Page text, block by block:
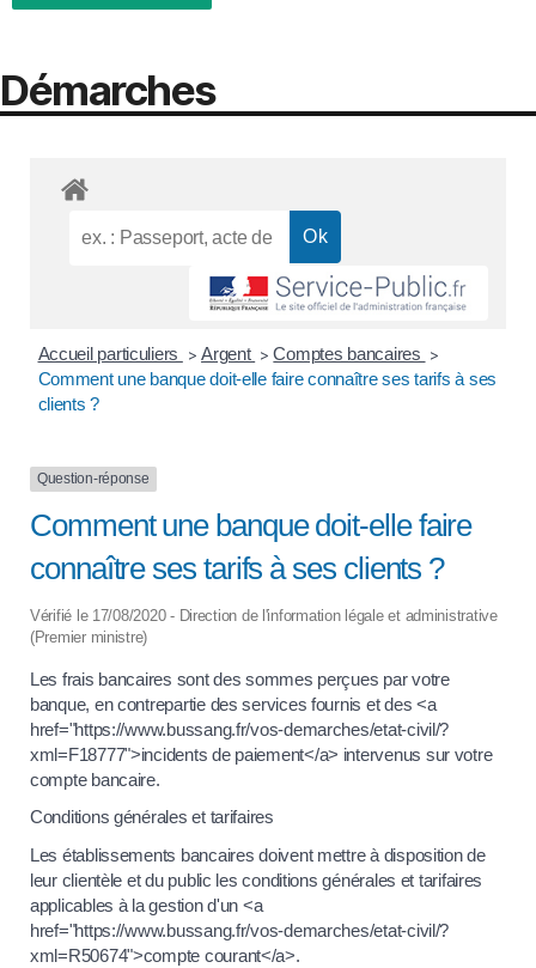
Démarches
Accueil particuliers > Argent > Comptes bancaires >
Comment une banque doit-elle faire connaître ses tarifs à ses
clients ?
Question-réponse
Comment une banque doit-elle faire
connaître ses tarifs à ses clients ?
Vérifié le 17/08/2020 - Direction de l'information légale et administrative
(Premier ministre)
Les frais bancaires sont des sommes perçues par votre
banque, en contrepartie des services fournis et des <a
href="https://www.bussang.fr/vos-demarches/etat-civil/?
xml=F18777">incidents de paiement</a> intervenus sur votre
compte bancaire.
Conditions générales et tarifaires
Les établissements bancaires doivent mettre à disposition de
leur clientèle et du public les conditions générales et tarifaires
applicables à la gestion d'un <a
href="https://www.bussang.fr/vos-demarches/etat-civil/?
xml=R50674">compte courant</a>.